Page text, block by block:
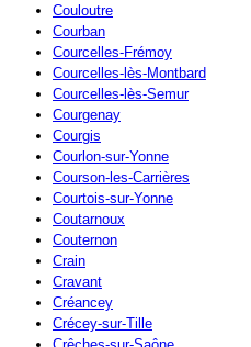
Couloutre
Courban
Courcelles-Frémoy
Courcelles-lès-Montbard
Courcelles-lès-Semur
Courgenay
Courgis
Courlon-sur-Yonne
Courson-les-Carrières
Courtois-sur-Yonne
Coutarnoux
Couternon
Crain
Cravant
Créancey
Crécey-sur-Tille